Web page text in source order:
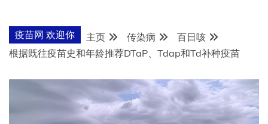
疫苗网 欢迎你 主页 传染病
百日咳
根据既往疫苗史和年龄推荐DTaP、Tdap和Td补种疫苗